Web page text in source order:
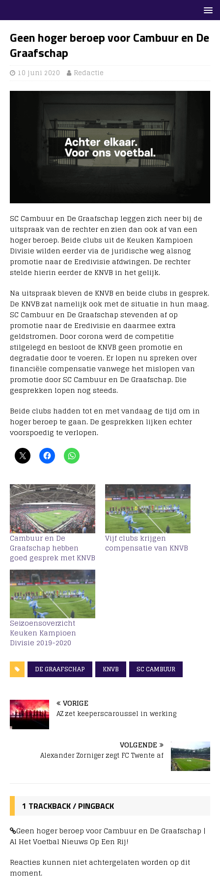
Geen hoger beroep voor Cambuur en De
Graafschap
10 juni 2020 Redactie
SC Cambuur en De Graafschap leggen zich neer bij de
uitspraak van de rechter en zien dan ook af van een
hoger beroep. Beide clubs uit de Keuken Kampioen
Divisie wilden eerder via de juridische weg alsnog
promotie naar de Eredivisie afdwingen. De rechter
stelde hierin eerder de KNVB in het gelijk.
Na uitspraak bleven de KNVB en beide clubs in gesprek.
De KNVB zat namelijk ook met de situatie in hun maag.
SC Cambuur en De Graafschap stevenden af op
promotie naar de Eredivisie en daarmee extra
geldstromen. Door corona werd de competitie
stilgelegd en besloot de KNVB geen promotie en
degradatie door te voeren. Er lopen nu spreken over
financiële compensatie vanwege het mislopen van
promotie door SC Cambuur en De Graafschap. Die
gesprekken lopen nog steeds.
Beide clubs hadden tot en met vandaag de tijd om in
hoger beroep te gaan. De gesprekken lijken echter
voorspoedig te verlopen.
Cambuur en De
Graafschap hebben
goed gesprek met KNVB
Vijf clubs krijgen
compensatie van KNVB
Seizoensoverzicht
Keuken Kampioen
Divisie 2019-2020
DE GRAAFSCHAP KNVB SC CAMBUUR
VORIGE
AZ zet keeperscaroussel in werking
VOLGENDE
Alexander Zorniger zegt FC Twente af
1 TRACKBACK / PINGBACK
Geen hoger beroep voor Cambuur en De Graafschap |
Al Het Voetbal Nieuws Op Een Rij!
Reacties kunnen niet achtergelaten worden op dit
moment.